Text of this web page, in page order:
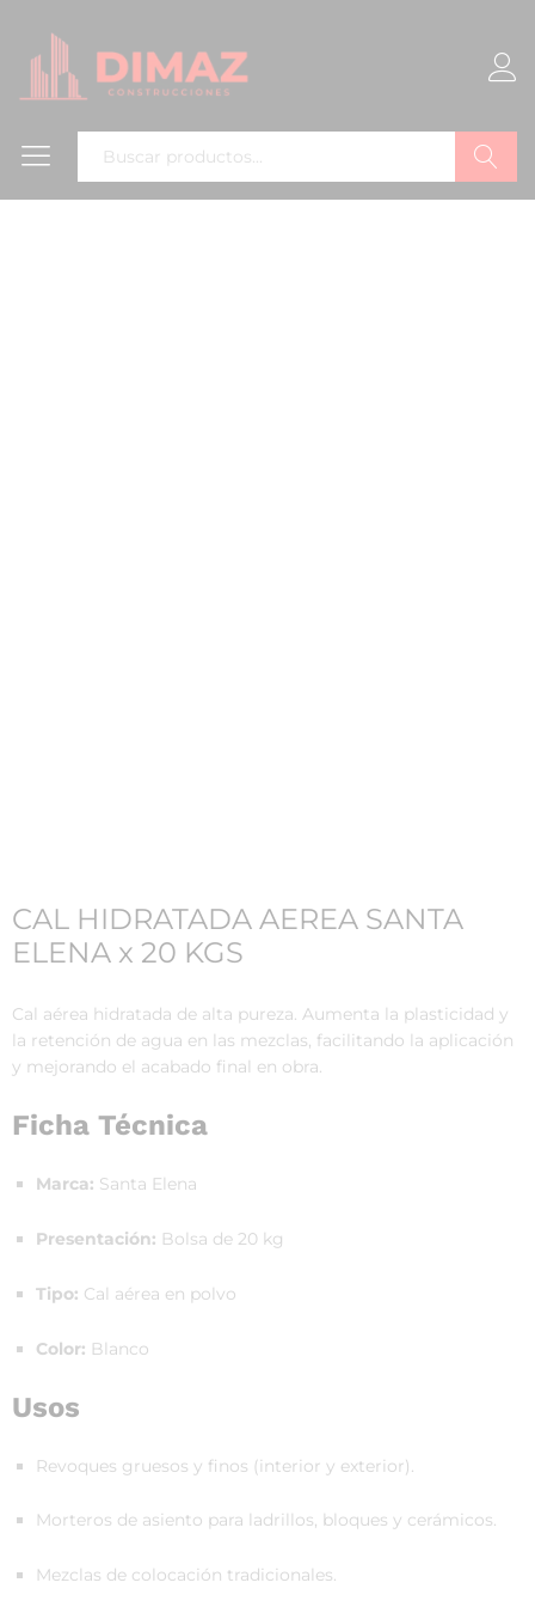
Buscar
CAL HIDRATADA AEREA SANTA
ELENA x 20 KGS
Cal aérea hidratada de alta pureza. Aumenta la plasticidad y
la retención de agua en las mezclas, facilitando la aplicación
y mejorando el acabado final en obra.
Ficha Técnica
Marca: Santa Elena
Presentación: Bolsa de 20 kg
Tipo: Cal aérea en polvo
Color: Blanco
Usos
Revoques gruesos y finos (interior y exterior).
Morteros de asiento para ladrillos, bloques y cerámicos.
Mezclas de colocación tradicionales.